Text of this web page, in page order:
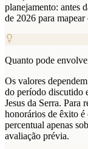
planejamento: antes
de 2026 para
Quanto pode
Os valores
do período discutido
Jesus da Serra. Para
honorários de êxito
percentual apenas
avaliação prévia.